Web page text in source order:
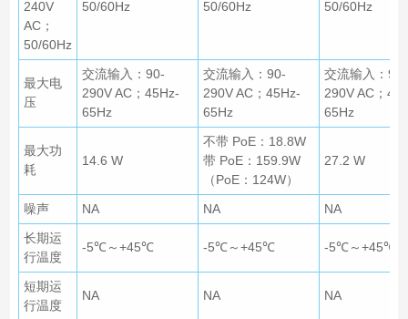
240V
AC；
50/60Hz
50/60Hz 50/60Hz 50/60Hz
最大电
压
交流输入：90-
290V AC；45Hz-
65Hz
交流输入：90-
290V AC；45Hz-
65Hz
交流输入：90-
290V AC；
65Hz
最大功
耗
14.6 W
不带 PoE：18.8W
带 PoE：159.9W
（PoE：124W）
27.2 W
噪声 NA NA
NA
长期运
行温度
-5℃～+45℃ -5℃～+45℃ -5℃～+45℃
短期运
行温度
NA NA NA